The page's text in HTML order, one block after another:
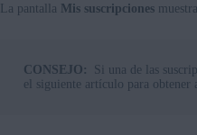
La pantalla Mis suscripciones
CONSEJO: Si una de las
el siguiente artículo para obtener